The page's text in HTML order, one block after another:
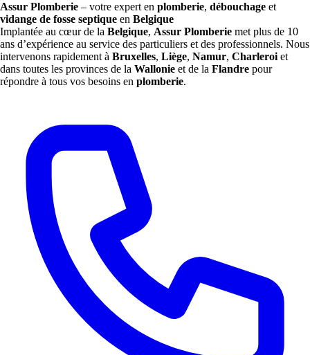
Assur Plomberie – votre expert en plomberie, débouchage et
vidange de fosse septique en Belgique
Implantée au cœur de la Belgique, Assur Plomberie met plus de 10
ans d’expérience au service des particuliers et des professionnels. Nous
intervenons rapidement à Bruxelles, Liège, Namur, Charleroi et
dans toutes les provinces de la Wallonie et de la Flandre pour
répondre à tous vos besoins en plomberie.